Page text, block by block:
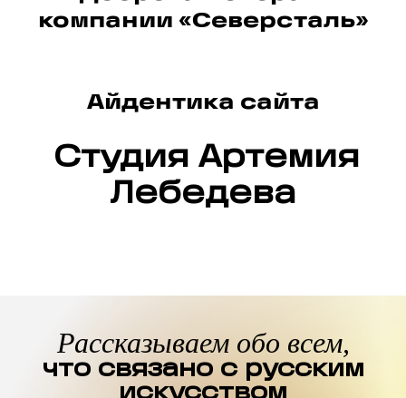
компании «Северсталь»
Айдентика сайта
Студия Артемия
Лебедева
Рассказываем обо всем,
что связано с русским